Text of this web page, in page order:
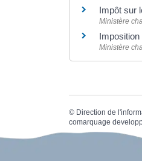
Impôt sur
Ministère
Ministère
© Direction de
comarquage